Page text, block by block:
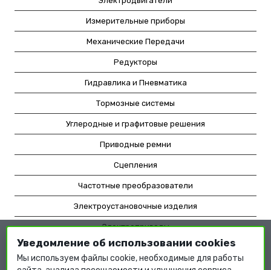
Измерительные приборы
Механические Передачи
Редукторы
Гидравлика и Пневматика
Тормозные системы
Углеродные и графитовые решения
Приводные ремни
Сцепления
Частотные преобразователи
Электроустановочные изделия
Электроприводы
Насосное оборудование
Мотор-редукторы
Уведомление об использовании cookies
Мы используем файлы cookie, необходимые для работы